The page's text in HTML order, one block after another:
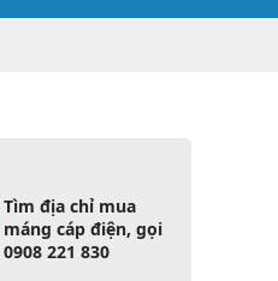
Tìm địa chỉ mua
máng cáp điện, gọi
0908 221 830